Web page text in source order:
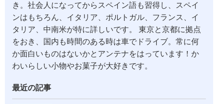
き。社会人になってからスペイン語も習得し、スペイ
ンはもちろん、イタリア、ポルトガル、フランス、イ
タリア、中南米が特に詳しいです。 東京と京都に拠点
をおき、国内も時間のある時は車でドライブ。常に何
か面白いものはないかとアンテナをはっています！か
わいらしい小物やお菓子が大好きです。
最近の記事